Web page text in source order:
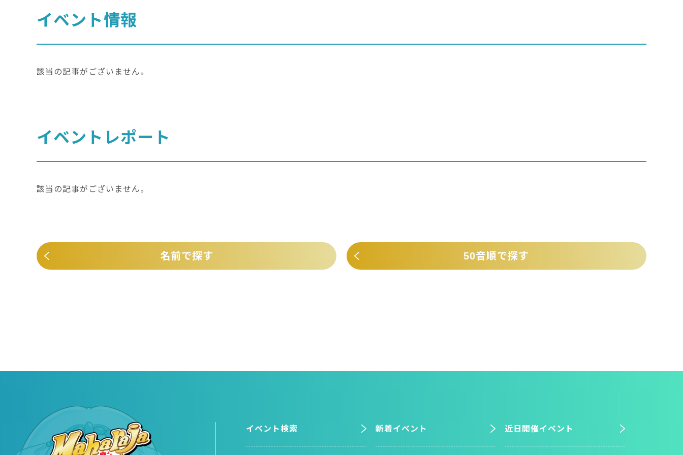
イベント情報
該当の記事がございません。
イベントレポート
該当の記事がございません。
名前で探す 50音順で探す
イベント検索 新着イベント 近日開催イベント